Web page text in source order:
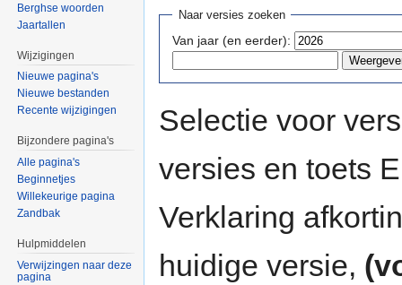
Naar versies zoeken
Van jaar (en eerder):
Selectie voor
versies en toets
Verklaring
huidige versie,
Berghse woorden
Jaartallen
Wijzigingen
Nieuwe pagina's
Nieuwe bestanden
Recente wijzigingen
Bijzondere pagina's
Alle pagina's
Beginnetjes
Willekeurige pagina
Zandbak
Hulpmiddelen
Verwijzingen naar deze
pagina